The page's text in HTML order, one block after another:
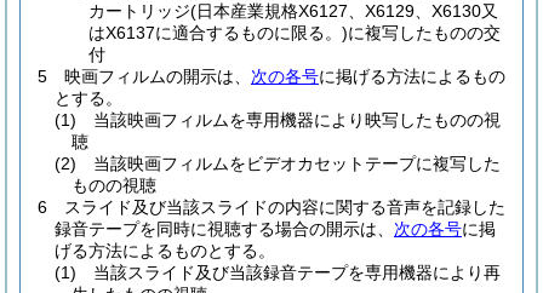
カートリッジ(日本産業規格X6127、X6129、X6130又
はX6137に適合するものに限る。)に複写したものの交
付
5
映画フィルムの開示は、 次の各号に掲げる方法によるもの
とする。
(1)
当該映画フィルムを専用機器により映写したものの視
聴
(2)
当該映画フィルムをビデオカセットテープに複写した
ものの視聴
6
スライド及び当該スライドの内容に関する音声を記録した
録音テープを同時に視聴する場合の開示は、 次の各号に掲
げる方法によるものとする。
(1)
当該スライド及び当該録音テープを専用機器により再